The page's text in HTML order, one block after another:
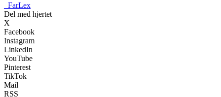
FarLex
Del med hjertet
X
Facebook
Instagram
LinkedIn
YouTube
Pinterest
TikTok
Mail
RSS